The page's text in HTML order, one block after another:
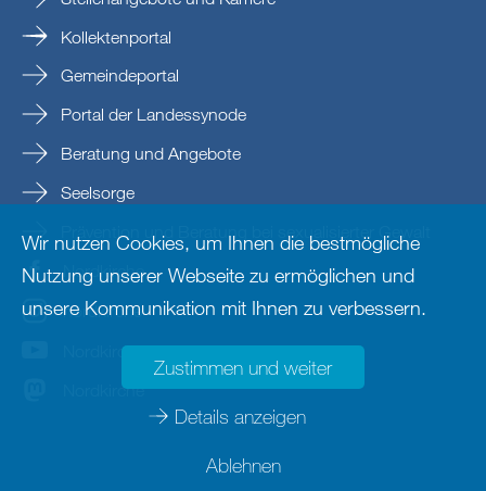
Kollektenportal
Gemeindeportal
Portal der Landessynode
Beratung und Angebote
Seelsorge
Prävention und Beratung bei sexualisierter Gewalt
Nordkirche
nordkirche
Nordkirche
Nordkirche
Wir nutzen Cookies, um Ihnen die bestmögliche
Nutzung unserer Webseite zu ermöglichen und
unsere Kommunikation mit Ihnen zu verbessern.
Zustimmen und weiter
Details anzeigen
Ablehnen